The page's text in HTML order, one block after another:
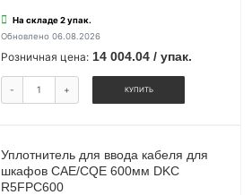
На складе 2 упак.
Обновлено 06.08.2026
Розничная цена: 14 004.04 / упак.
- + КУПИТЬ
Уплотнитель для ввода кабеля для
шкафов CAE/CQE 600мм DKC
R5FPC600